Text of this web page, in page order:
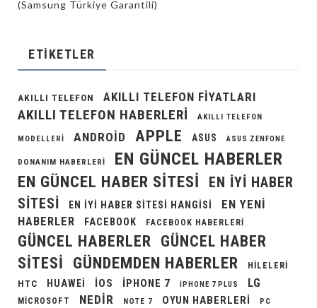
(Samsung Türkiye Garantili)
ETIKETLER
AKILLI TELEFON AKILLI TELEFON FIYATLARI
AKILLI TELEFON HABERLERI AKILLI TELEFON
MODELLERI ANDROID APPLE ASUS ASUS ZENFONE
DONANIM HABERLERI EN GÜNCEL HABERLER
EN GÜNCEL HABER SITESI
EN IYI HABER
SITESI
EN IYI HABER SITESI HANGISI
EN YENI
HABERLER
FACEBOOK FACEBOOK HABERLERI
GÜNCEL HABERLER
GÜNCEL HABER
SITESI
GÜNDEMDEN HABERLER
HILELERI
HTC
HUAWEI IOS IPHONE 7 IPHONE 7 PLUS LG
MICROSOFT NEDIR NOTE 7 OYUN HABERLERI PC